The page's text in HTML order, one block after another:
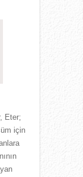
Eter;
için